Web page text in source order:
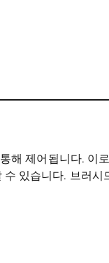
해 제어됩니다. 이
있습니다. 브러시